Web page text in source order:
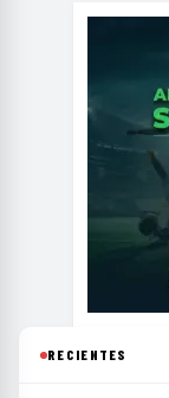
RECIENTES